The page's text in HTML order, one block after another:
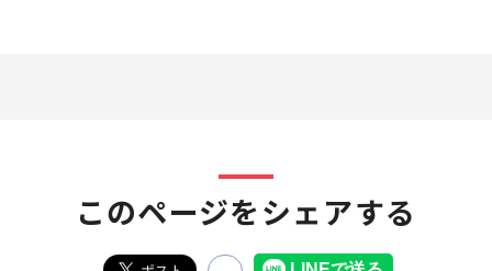
このページをシェアする